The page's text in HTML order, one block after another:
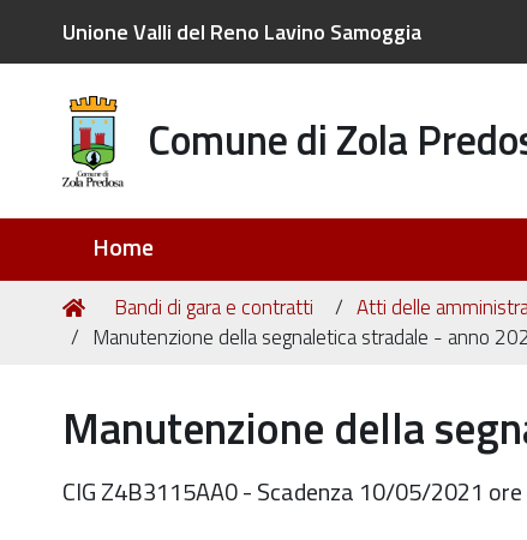
Unione Valli del Reno Lavino Samoggia
Comune di Zola
Home
Tu
sei
Home
Bandi di gara e contratti
Atti delle
Manutenzione della segnaletica stradale - anno
Manutenzione della
CIG Z4B3115AA0 - Scadenza 10/05/2021